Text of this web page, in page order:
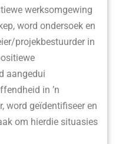
werksomgewing
word ondersoek en
projekbestuurder in
aangedui
in ’n
word geïdentifiseer en
om hierdie situasies